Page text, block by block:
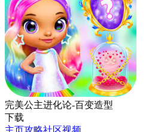
完美公主进化论-百变造型
下载
主页攻略社区视频